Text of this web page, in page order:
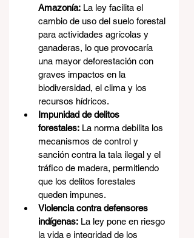
Amazonía: La ley facilita el
cambio de uso del suelo forestal
para actividades agrícolas y
ganaderas, lo que provocaría
una mayor deforestación con
graves impactos en la
biodiversidad, el clima y los
recursos hídricos.
Impunidad de delitos
forestales: La norma debilita los
mecanismos de control y
sanción contra la tala ilegal y el
tráfico de madera, permitiendo
que los delitos forestales
queden impunes.
Violencia contra defensores
indígenas: La ley pone en riesgo
la vida e integridad de los